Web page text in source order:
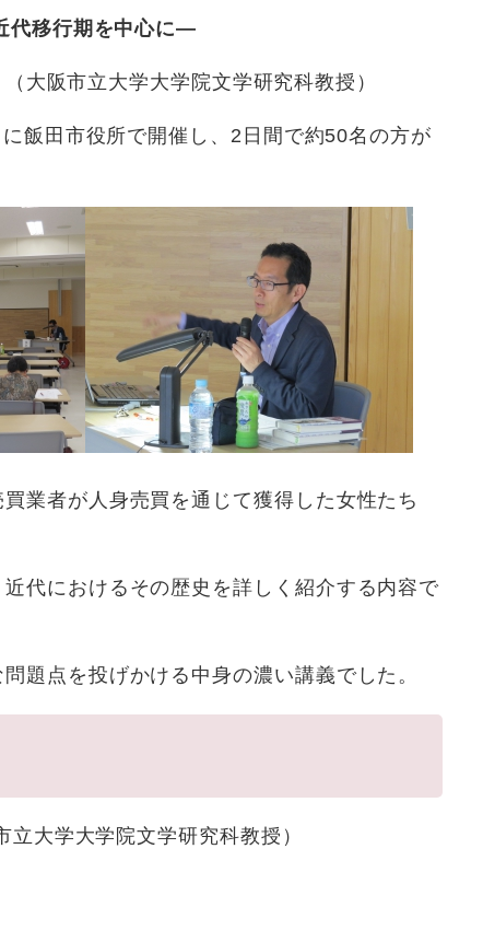
代移行期を中心に―
市立大学大学院文学研究科教授）
飯田市役所で開催し、2日間で約50名の方が
業者が人身売買を通じて獲得した女性たち
代におけるその歴史を詳しく紹介する内容で
題点を投げかける中身の濃い講義でした。
学大学院文学研究科教授）